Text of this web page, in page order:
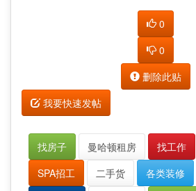
0
0
删除此贴
我要快速发帖
找房子 曼哈顿租房 找工作
SPA招工
二手货 各类装修